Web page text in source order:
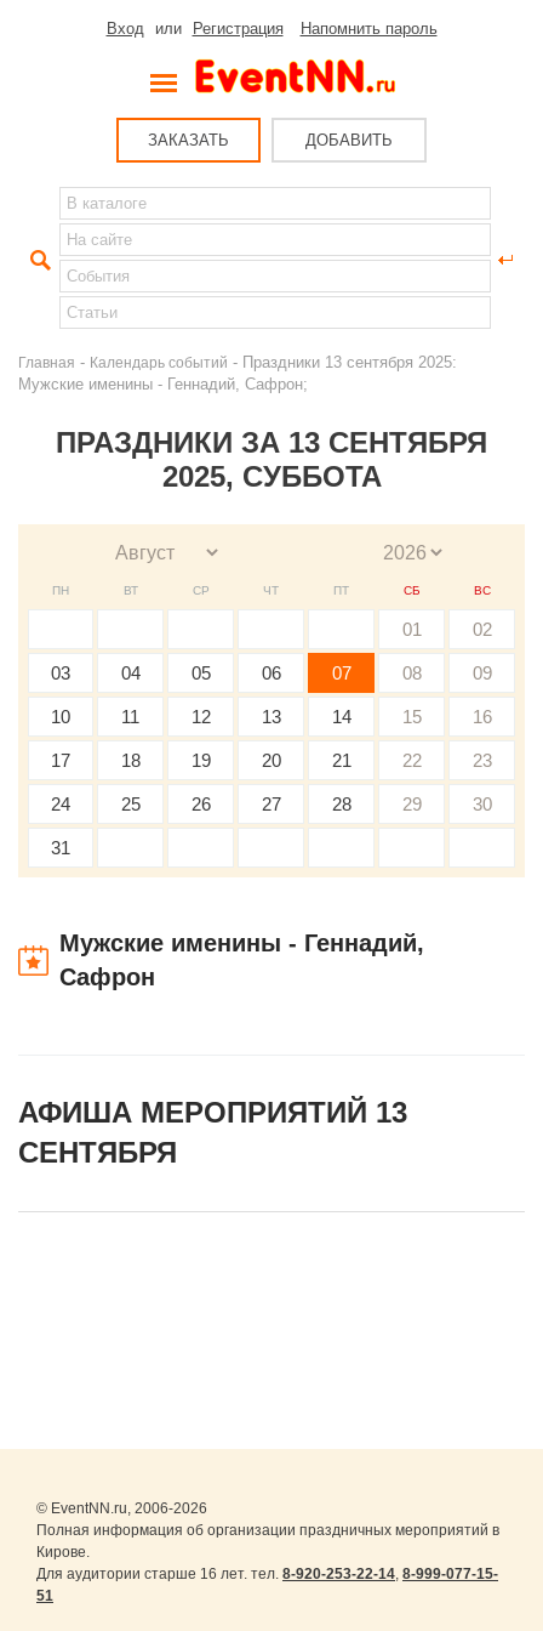
Вход или Регистрация Напомнить пароль
ЗАКАЗАТЬ ДОБАВИТЬ
Главная - Календарь событий - Праздники 13 сентября 2025:
Мужские именины - Геннадий, Сафрон;
ПРАЗДНИКИ ЗА 13 СЕНТЯБРЯ
2025, СУББОТА
ПН ВТ СР ЧТ ПТ СБ ВС
01 02
03 04 05 06 07 08 09
10 11 12 13 14 15 16
17 18 19 20 21 22 23
24 25 26 27 28 29 30
31
Мужские именины - Геннадий,
Сафрон
АФИША МЕРОПРИЯТИЙ 13
СЕНТЯБРЯ
© EventNN.ru, 2006-2026
Полная информация об организации праздничных мероприятий в
Кирове.
Для аудитории старше 16 лет. тел. 8-920-253-22-14, 8-999-077-15-
51